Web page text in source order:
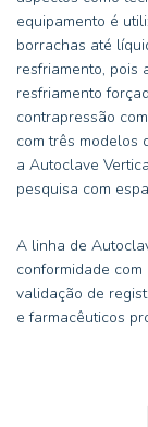
equipamento é
borrachas até
resfriamento, pois
resfriamento
contrapressão
com três modelos
a Autoclave
pesquisa com
A linha de
conformidade com
validação de
e farmacêuticos